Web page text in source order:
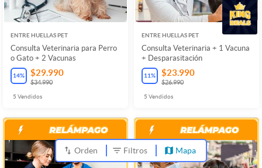
ENTRE HUELLAS PET
Consulta Veterinaria para Perro
o Gato + 2 Vacunas
14% $29.990
$34.990
5 Vendidos
ENTRE HUELLAS PET
Consulta Veterinaria + 1 Vacuna
+ Desparasitación
11% $23.990
$26.990
5 Vendidos
Orden Filtros Mapa